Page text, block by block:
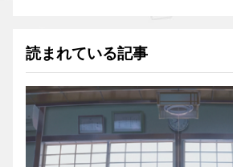
読まれている記事